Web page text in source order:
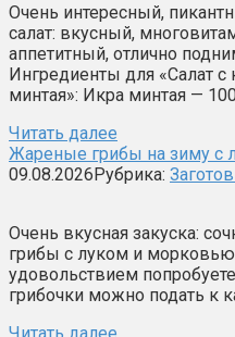
Очень интересный,
салат: вкусный,
аппетитный, отлично
Ингредиенты для «Салат с
минтая»: Икра минтая —
Читать далее
Жареные грибы на зиму с
09.08.2026Рубрика:
Очень вкусная закуска:
грибы с луком и
удовольствием
грибочки можно подать к